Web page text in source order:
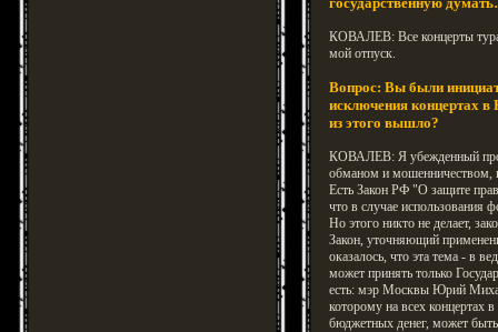
КОВАЛЕВ: Все концерты
мой отпуск.
Вопрос: Вы были
исключения концертах в
из этого вышло?
КОВАЛЕВ: Я убежденный
обманом и мошенничеством,
Есть Закон РФ "О защите
что в случае использования
Но этого никто не делает,
Закон, уточняющий
оказалось, что эта тема - в
может принять только
есть: мэр Москвы Юрий
которому на всех концертах
бюджетных денег, может